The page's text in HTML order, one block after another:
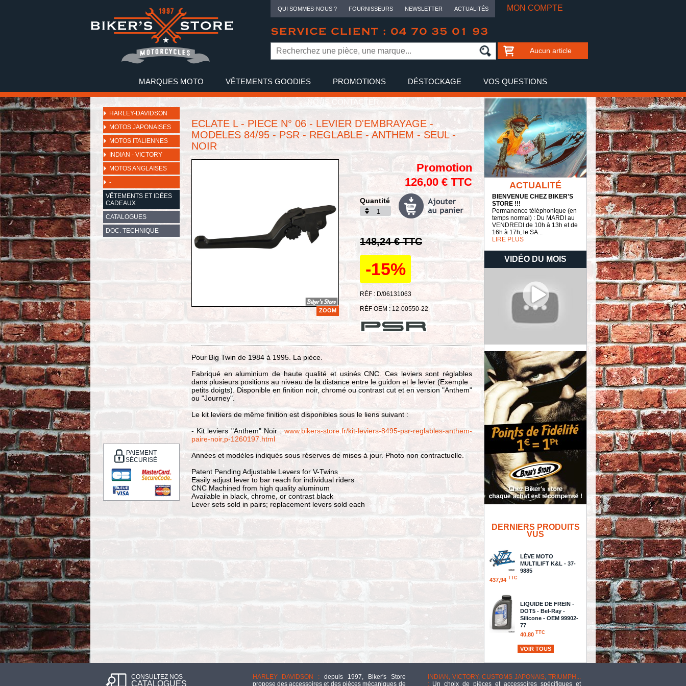
QUI SOMMES-NOUS ? FOURNISSEURS NEWSLETTER ACTUALITÉS MON COMPTE
SERVICE CLIENT : 04 70 35 01 93
Aucun article
MARQUES MOTO VÊTEMENTS GOODIES PROMOTIONS DÉSTOCKAGE VOS QUESTIONS
NOUS CONTACTER
HARLEY-DAVIDSON
MOTOS JAPONAISES
MOTOS ITALIENNES
INDIAN - VICTORY
MOTOS ANGLAISES
-
VÊTEMENTS ET IDÉES
CADEAUX
CATALOGUES
DOC. TECHNIQUE
PAIEMENT
SÉCURISÉ
ECLATE L - PIECE N° 06 - LEVIER D'EMBRAYAGE -
MODELES 84/95 - PSR - REGLABLE - ANTHEM - SEUL -
NOIR
ZOOM
Promotion
126,00 € TTC
Quantité
148,24 € TTC
-15%
RÉF : D/06131063
RÉF OEM : 12-00550-22
Pour Big Twin de 1984 à 1995. La pièce.
Fabriqué en aluminium de haute qualité et usinés CNC. Ces leviers sont réglables
dans plusieurs positions au niveau de la distance entre le guidon et le levier (Exemple :
petits doigts). Disponible en finition noir, chromé ou contrast cut et en version "Anthem"
ou "Journey".
Le kit leviers de même finition est disponibles sous le liens suivant :
- Kit leviers "Anthem" Noir : www.bikers-store.fr/kit-leviers-8495-psr-reglables-anthem-
paire-noir,p-1260197.html
Années et modèles indiqués sous réserves de mises à jour. Photo non contractuelle.
Patent Pending Adjustable Levers for V-Twins
Easily adjust lever to bar reach for individual riders
CNC Machined from high quality aluminum
Available in black, chrome, or contrast black
Lever sets sold in pairs; replacement levers sold each
ACTUALITÉ
BIENVENUE CHEZ BIKER'S
STORE !!!
Permanence téléphonique (en
temps normal) : Du MARDI au
VENDREDI de 10h à 13h et de
16h à 17h, le SA...
LIRE PLUS
VIDÉO DU MOIS
DERNIERS PRODUITS
VUS
LÈVE MOTO
MULTILIFT K&L - 37-
9885
437,94 TTC
LIQUIDE DE FREIN -
DOT5 - Bel-Ray -
Silicone - OEM 99902-
77
40,80 TTC
FRONT WHEEL BEARING KIT
VOIR TOUS
CONSULTEZ NOS
CATALOGUES
HARLEY DAVIDSON : depuis 1997, Biker's Store
propose des accessoires et des pièces mécaniques de
INDIAN, VICTORY, CUSTOMS JAPONAIS, TRIUMPH...
:Un choix de pièces et accessoires spécifiques et